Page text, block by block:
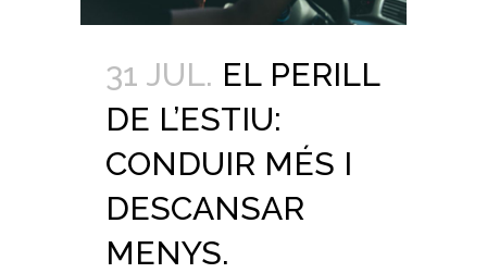
31 JUL. EL PERILL
DE L’ESTIU:
CONDUIR MÉS I
DESCANSAR
MENYS.